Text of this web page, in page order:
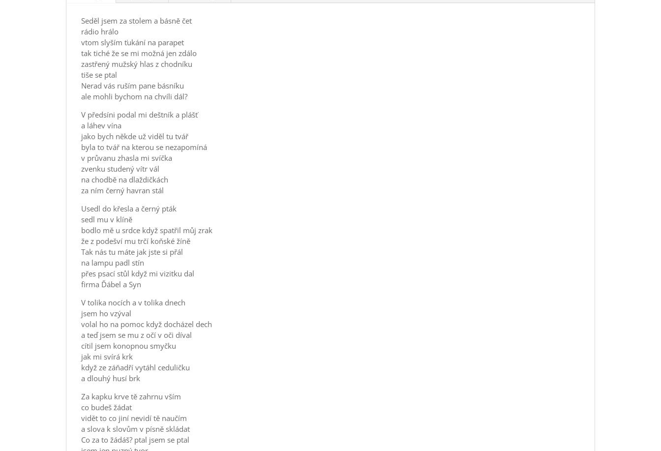
Seděl jsem za stolem a básně čet
rádio hrálo
vtom slyším ťukání na parapet
tak tiché že se mi možná jen zdálo
zastřený mužský hlas z chodníku
tiše se ptal
Nerad vás ruším pane básníku
ale mohli bychom na chvíli dál?
V předsíni podal mi deštník a plášť
a láhev vína
jako bych někde už viděl tu tvář
byla to tvář na kterou se nezapomíná
v průvanu zhasla mi svíčka
zvenku studený vítr vál
na chodbě na dlaždičkách
za ním černý havran stál
Usedl do křesla a černý pták
sedl mu v klíně
bodlo mě u srdce když spatřil můj zrak
že z podešví mu trčí koňské žíně
Tak nás tu máte jak jste si přál
na lampu padl stín
přes psací stůl když mi vizitku dal
firma Ďábel a Syn
V tolika nocích a v tolika dnech
jsem ho vzýval
volal ho na pomoc když docházel dech
a teď jsem se mu z očí v oči díval
cítil jsem konopnou smyčku
jak mi svírá krk
když ze záňadří vytáhl ceduličku
a dlouhý husí brk
Za kapku krve tě zahrnu vším
co budeš žádat
vidět to co jiní nevidí tě naučím
a slova k slovům v písně skládat
Co za to žádáš? ptal jsem se ptal